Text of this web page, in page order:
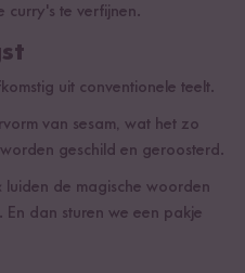
curry's te verfijnen.
uit conventionele teelt.
van sesam, wat het zo
geschild en geroosterd.
luiden de magische woorden
dan sturen we een pakje